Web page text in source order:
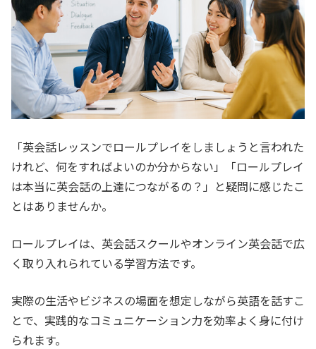
「英会話レッスンでロールプレイをしましょうと言われた
けれど、何をすればよいのか分からない」「ロールプレイ
は本当に英会話の上達につながるの？」と疑問に感じたこ
とはありませんか。
ロールプレイは、英会話スクールやオンライン英会話で広
く取り入れられている学習方法です。
実際の生活やビジネスの場面を想定しながら英語を話すこ
とで、実践的なコミュニケーション力を効率よく身に付け
られます。